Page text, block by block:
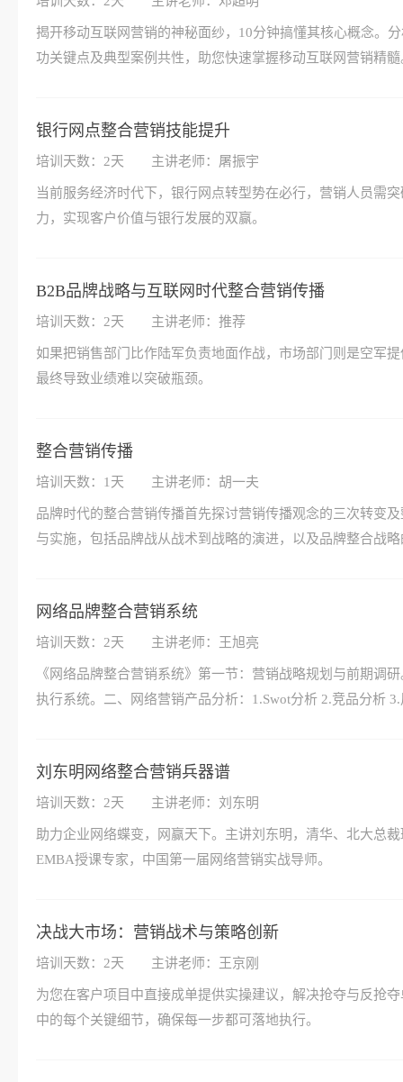
揭开移动互联网营销的神秘面纱，10分钟搞懂其核心概念。
功关键点及典型案例共性，助您快速掌握移动互联网营销精髓
银行网点整合营销技能提升
培训天数：2天 主讲老师：屠振宇
当前服务经济时代下，银行网点转型势在必行，营销人员需
力，实现客户价值与银行发展的双赢。
B2B品牌战略与互联网时代整合营销传播
培训天数：2天 主讲老师：推荐
如果把销售部门比作陆军负责地面作战，市场部门则是空军
最终导致业绩难以突破瓶颈。
整合营销传播
培训天数：1天 主讲老师：胡一夫
品牌时代的整合营销传播首先探讨营销传播观念的三次转变
与实施，包括品牌战从战术到战略的演进，以及品牌整合战
网络品牌整合营销系统
培训天数：2天 主讲老师：王旭亮
《网络品牌整合营销系统》第一节：营销战略规划与前期调
执行系统。二、网络营销产品分析：1.Swot分析 2.竞品分析
刘东明网络整合营销兵器谱
培训天数：2天 主讲老师：刘东明
助力企业网络蝶变，网赢天下。主讲刘东明，清华、北大总
EMBA授课专家，中国第一届网络营销实战导师。
决战大市场：营销战术与策略创新
培训天数：2天 主讲老师：王京刚
为您在客户项目中直接成单提供实操建议，解决抢夺与反抢
中的每个关键细节，确保每一步都可落地执行。